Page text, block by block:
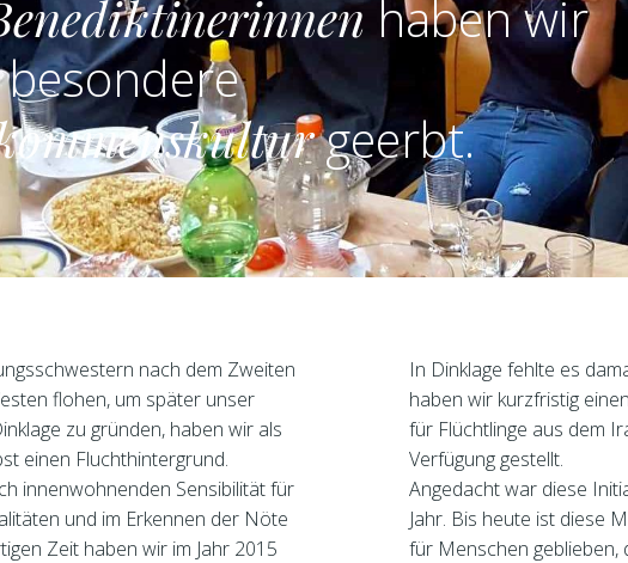
haben wir
geerbt.
nach dem Zweiten
flohen, um später unser
zu gründen, haben wir als
einen Fluchthintergrund.
innenwohnenden Sensibilität für
und im Erkennen der Nöte
Zeit haben wir im Jahr 2015
In Dinklage fehlte es
haben wir kurzfristig
für Flüchtlinge aus dem
Verfügung gestellt.
Angedacht war diese
Jahr. Bis heute ist diese
für Menschen geblieben,